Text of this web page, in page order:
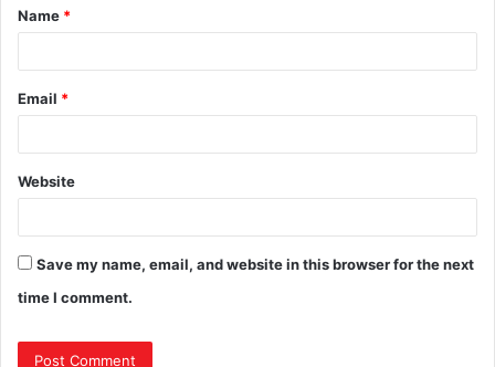
Name *
Email *
Website
Save my name, email, and website in this browser for the next
time I comment.